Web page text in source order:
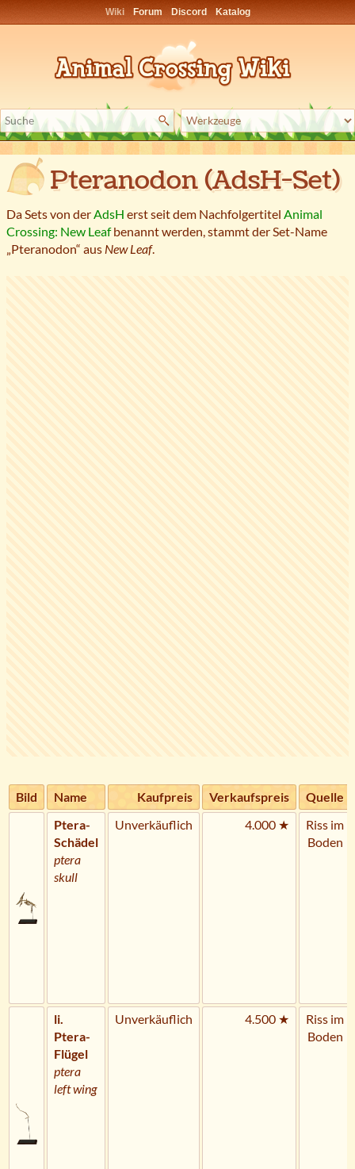
Wiki Forum Discord Katalog
Pteranodon (AdsH-Set)
Da Sets von derAdsH erst seit dem Nachfolgertitel Animal
Crossing: New Leafbenannt werden, stammt der Set-Name
„Pteranodon“ aus New Leaf.
Bild Name Kaufpreis Verkaufspreis
Quelle
Ptera-
Schädel
ptera
skull
Unverkäuflich 4.000 ★
Riss im
Boden
li.
Ptera-
Flügel
ptera
left wing
Unverkäuflich 4.500 ★
Riss im
Boden